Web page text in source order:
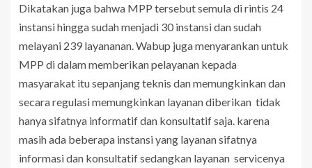
Dikatakan juga bahwa MPP tersebut semula di rintis 24
instansi hingga sudah menjadi 30 instansi dan sudah
melayani 239 layananan. Wabup juga menyarankan untuk
MPP di dalam memberikan pelayanan kepada
masyarakat itu sepanjang teknis dan memungkinkan dan
secara regulasi memungkinkan layanan diberikan tidak
hanya sifatnya informatif dan konsultatif saja. karena
masih ada beberapa instansi yang layanan sifatnya
informasi dan konsultatif sedangkan layanan servicenya